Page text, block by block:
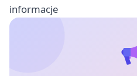
informacje